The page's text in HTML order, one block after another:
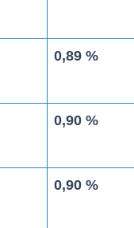
0,89 %
0,90 %
0,90 %